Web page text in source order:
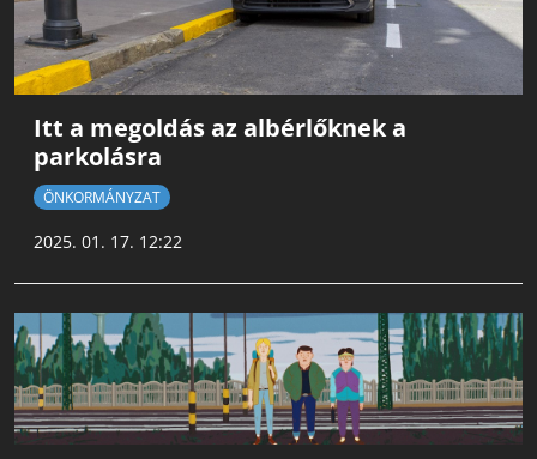
Itt a megoldás az albérlőknek a
parkolásra
ÖNKORMÁNYZAT
2025. 01. 17. 12:22